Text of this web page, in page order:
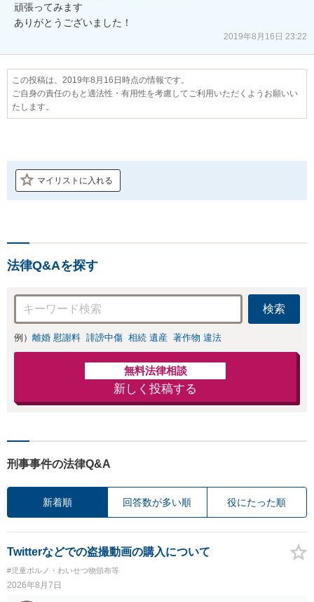
頑張ってみます
ありがとうございました！
2019年8月16日 23:22
この投稿は、2019年8月16日時点の情報です。
ご自身の責任のもと適法性・有用性を考慮してご利用いただくようお願いい
たします。
マイリストに入れる
法律Q&Aを探す
検索
例） 離婚 慰謝料 誹謗中傷 相続 遺産 著作物 違法
無料法律相談
新しく投稿する
刑事事件の法律Q&A
新着順 回答数が多い順 役にたった順
Twitterなどでの盗撮動画の購入について
#児童ポルノ・わいせつ物頒布等
2026年8月7日